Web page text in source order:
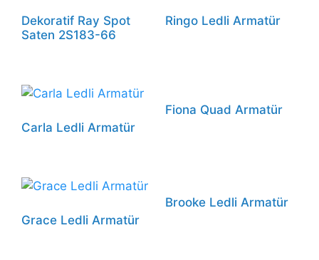
Dekoratif Ray Spot
Saten 2S183-66
Ringo Ledli Armatür
Carla Ledli Armatür
Fiona Quad Armatür
Grace Ledli Armatür
Brooke Ledli Armatür